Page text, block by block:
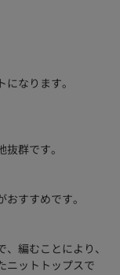
なります。
群です。
すすめです。
編むことにより、
ニットトップスで